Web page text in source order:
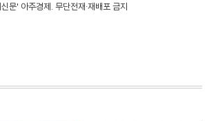
문' 아주경제. 무단전재·재배포 금지